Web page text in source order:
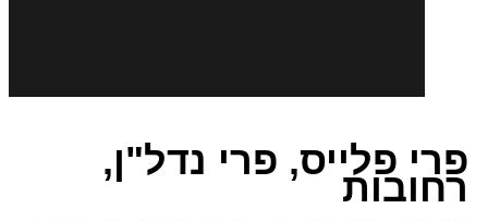
פרי פלייס, פרי נדל"ן,
רחובות